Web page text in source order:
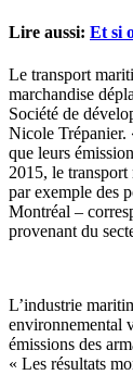
Lire aussi: Et si
Le transport
marchandise
Société de
Nicole Trépanier.
que leurs
2015, le
par exemple des
Montréal –
provenant du
L’industrie
environnemental
émissions des
« Les résultats